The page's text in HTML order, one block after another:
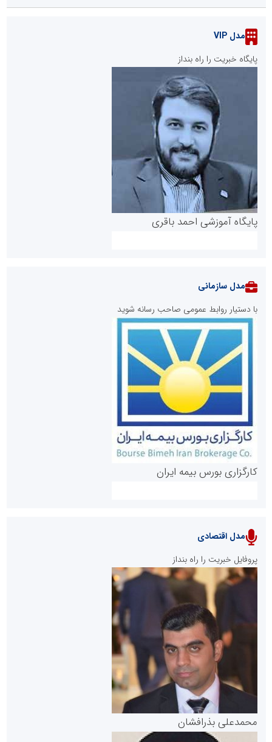
مدل VIP
پایگاه خبریت را راه بنداز
پایگاه آموزشی احمد باقری
روابط عمومی خبرگزاری گزارش خبر
پایگاه خبری نهضت ملی مسکن
پایگاه خبری گفتمان یزد
مدل سازمانی
با دستیار روابط عمومی صاحب رسانه شوید
کارگزاری بورس بیمه ایران
سازمان بورس و اوراق بهادار
مرجع اخبار موثق در بازارسرمایه
مدل اقتصادی
پروفایل خبریت را راه بنداز
محمدعلی بذرافشان